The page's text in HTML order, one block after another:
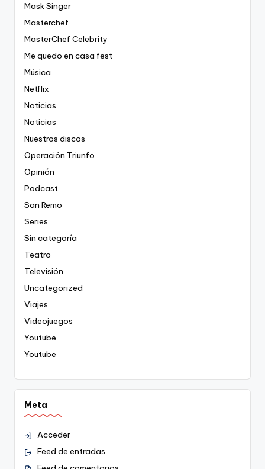
Mask Singer
Masterchef
MasterChef Celebrity
Me quedo en casa fest
Música
Netflix
Noticias
Noticias
Nuestros discos
Operación Triunfo
Opinión
Podcast
San Remo
Series
Sin categoría
Teatro
Televisión
Uncategorized
Viajes
Videojuegos
Youtube
Youtube
Meta
Acceder
Feed de entradas